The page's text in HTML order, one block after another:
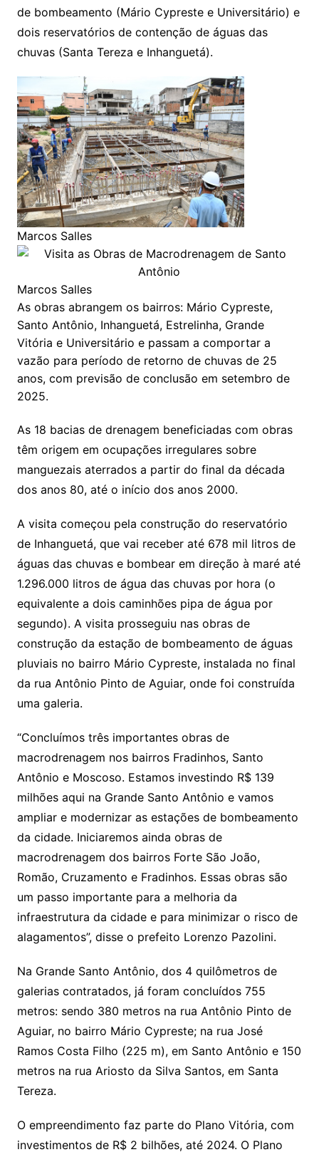
de bombeamento (Mário Cypreste e Universitário) e
dois reservatórios de contenção de águas das
chuvas (Santa Tereza e Inhanguetá).
Marcos Salles
Marcos Salles
As obras abrangem os bairros: Mário Cypreste,
Santo Antônio, Inhanguetá, Estrelinha, Grande
Vitória e Universitário e passam a comportar a
vazão para período de retorno de chuvas de 25
anos, com previsão de conclusão em setembro de
2025.
As 18 bacias de drenagem beneficiadas com obras
têm origem em ocupações irregulares sobre
manguezais aterrados a partir do final da década
dos anos 80, até o início dos anos 2000.
A visita começou pela construção do reservatório
de Inhanguetá, que vai receber até 678 mil litros de
águas das chuvas e bombear em direção à maré até
1.296.000 litros de água das chuvas por hora (o
equivalente a dois caminhões pipa de água por
segundo). A visita prosseguiu nas obras de
construção da estação de bombeamento de águas
pluviais no bairro Mário Cypreste, instalada no final
da rua Antônio Pinto de Aguiar, onde foi construída
uma galeria.
“Concluímos três importantes obras de
macrodrenagem nos bairros Fradinhos, Santo
Antônio e Moscoso. Estamos investindo R$ 139
milhões aqui na Grande Santo Antônio e vamos
ampliar e modernizar as estações de bombeamento
da cidade. Iniciaremos ainda obras de
macrodrenagem dos bairros Forte São João,
Romão, Cruzamento e Fradinhos. Essas obras são
um passo importante para a melhoria da
infraestrutura da cidade e para minimizar o risco de
alagamentos”, disse o prefeito Lorenzo Pazolini.
Na Grande Santo Antônio, dos 4 quilômetros de
galerias contratados, já foram concluídos 755
metros: sendo 380 metros na rua Antônio Pinto de
Aguiar, no bairro Mário Cypreste; na rua José
Ramos Costa Filho (225 m), em Santo Antônio e 150
metros na rua Ariosto da Silva Santos, em Santa
Tereza.
O empreendimento faz parte do Plano Vitória, com
investimentos de R$ 2 bilhões, até 2024. O Plano